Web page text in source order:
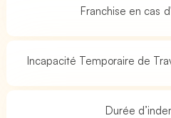
Franchise en cas
Incapacité Temporaire de
Durée